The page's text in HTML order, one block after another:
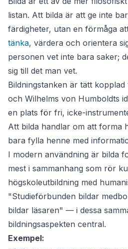
listan. Att bilda är att ge inte
färdigheter, utan en förmåga
tänka, värdera och orientera
personen vet inte bara saker;
sig till det man vet.
Bildningstanken är tätt
och Wilhelms von Humboldts
en plats för fri, icke-
Att bilda handlar om att forma
bara fylla henne med
I modern användning är bilda
mest i sammanhang som rör
högskoleutbildning med
"Studieförbunden bildar
bildar läsaren" — i dessa
bildningsaspekten central.
Exempel: